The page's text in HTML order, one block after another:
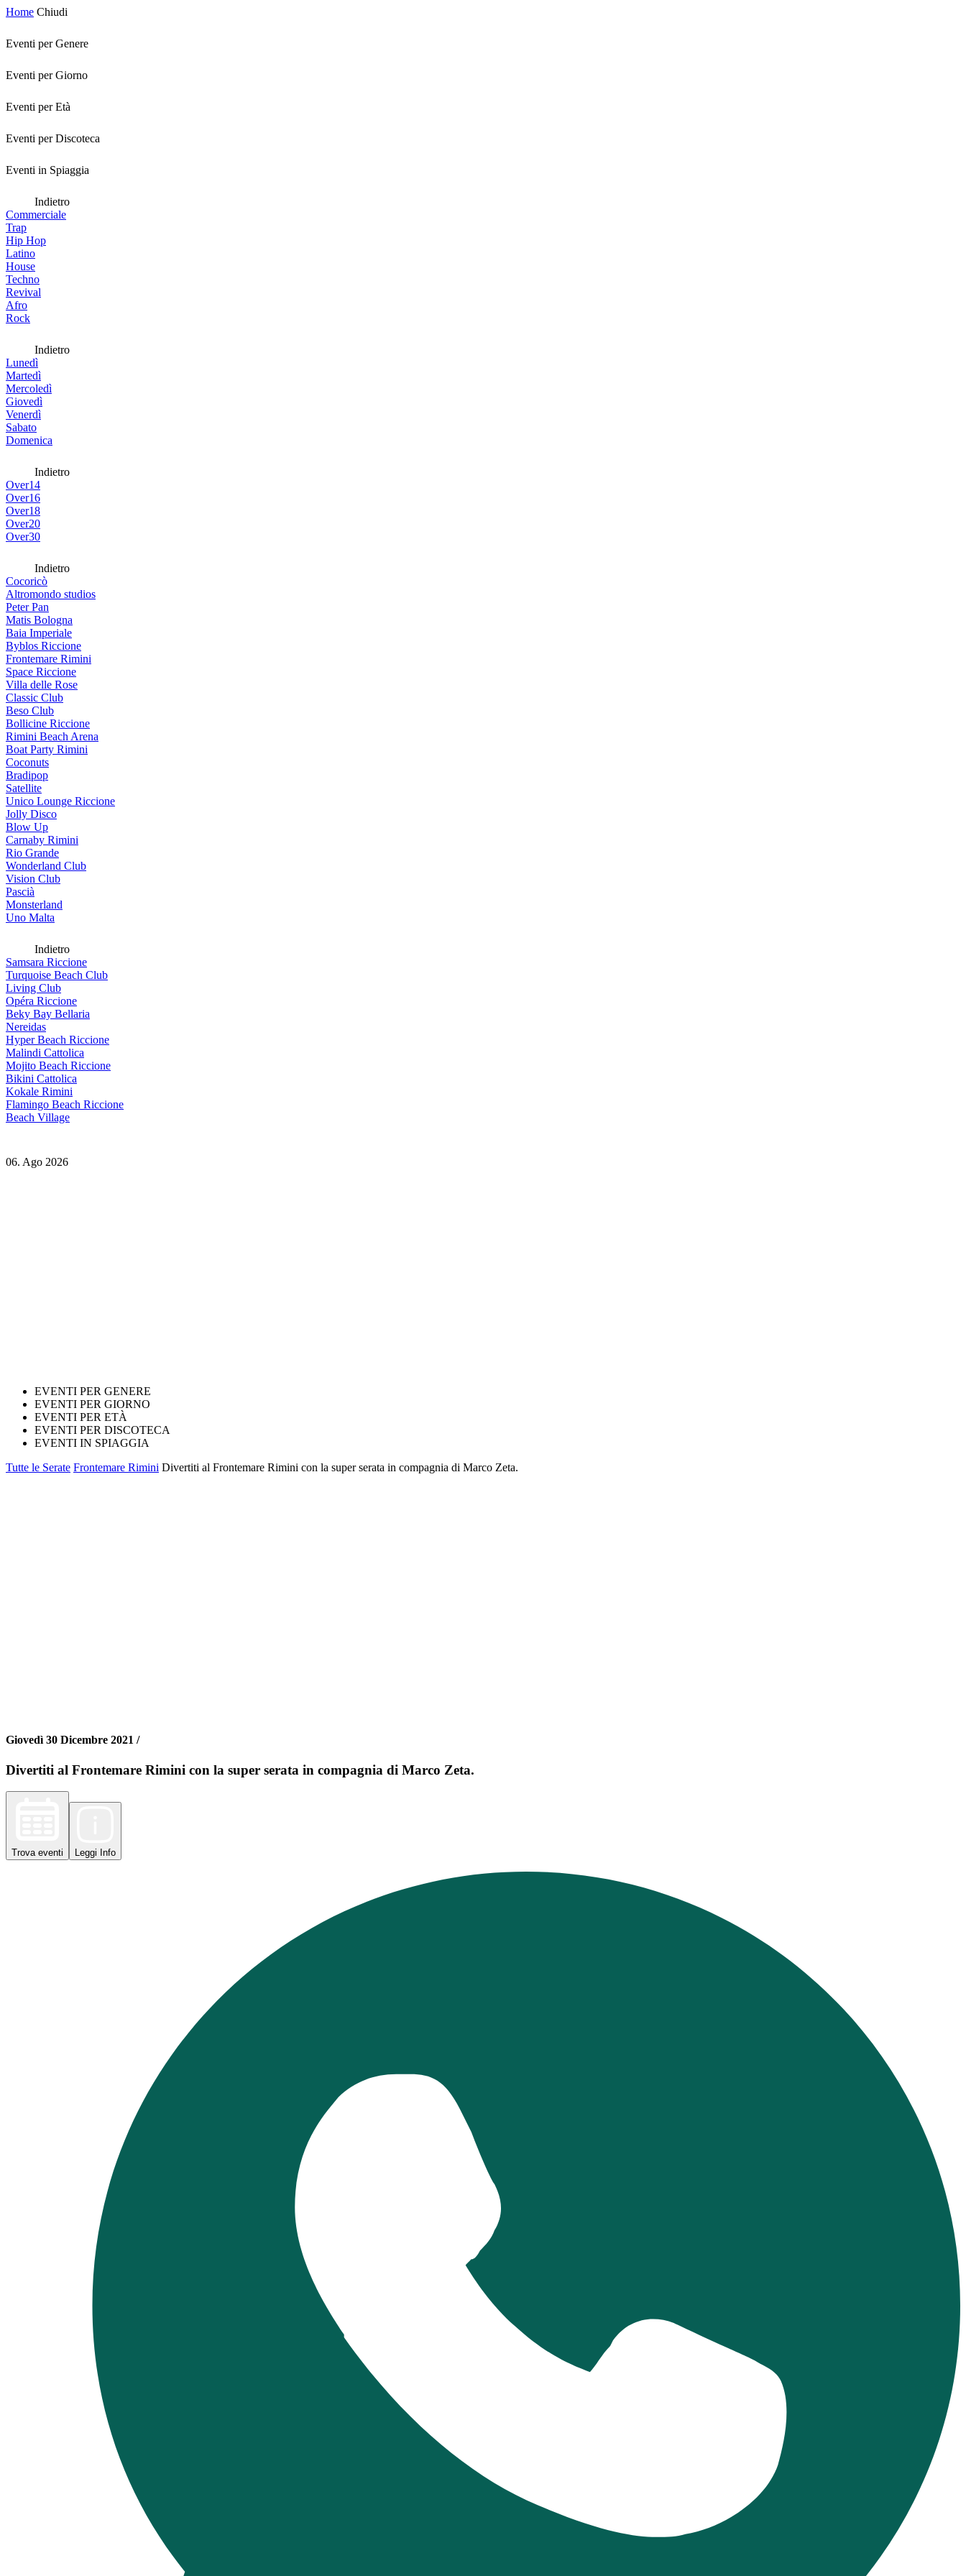
Home Chiudi
Eventi per Genere
Eventi per Giorno
Eventi per Età
Eventi per Discoteca
Eventi in Spiaggia
Indietro
Commerciale
Trap
Hip Hop
Latino
House
Techno
Revival
Afro
Rock
Indietro
Lunedì
Martedì
Mercoledì
Giovedì
Venerdì
Sabato
Domenica
Indietro
Over14
Over16
Over18
Over20
Over30
Indietro
Cocoricò
Altromondo studios
Peter Pan
Matis Bologna
Baia Imperiale
Byblos Riccione
Frontemare Rimini
Space Riccione
Villa delle Rose
Classic Club
Beso Club
Bollicine Riccione
Rimini Beach Arena
Boat Party Rimini
Coconuts
Bradipop
Satellite
Unico Lounge Riccione
Jolly Disco
Blow Up
Carnaby Rimini
Rio Grande
Wonderland Club
Vision Club
Pascià
Monsterland
Uno Malta
Indietro
Samsara Riccione
Turquoise Beach Club
Living Club
Opéra Riccione
Beky Bay Bellaria
Nereidas
Hyper Beach Riccione
Malindi Cattolica
Mojito Beach Riccione
Bikini Cattolica
Kokale Rimini
Flamingo Beach Riccione
Beach Village
06. Ago 2026
EVENTI PER GENERE
EVENTI PER GIORNO
EVENTI PER ETÀ
EVENTI PER DISCOTECA
EVENTI IN SPIAGGIA
Tutte le Serate Frontemare Rimini Divertiti al Frontemare Rimini con la super serata in compagnia di Marco Zeta.
Giovedì 30 Dicembre 2021 /
Divertiti al Frontemare Rimini con la super serata in compagnia di Marco Zeta.
Trova eventi Leggi Info